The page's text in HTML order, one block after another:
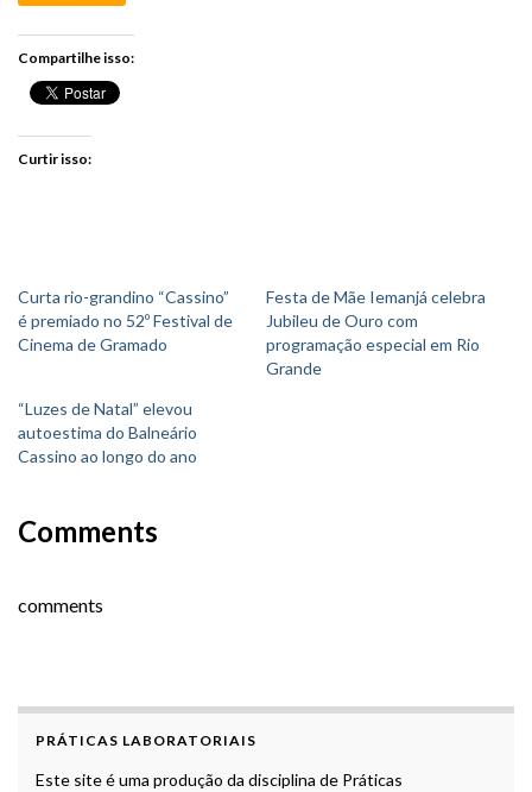
Compartilhe isso:
Curtir isso:
Curta rio-grandino “Cassino”
é premiado no 52º Festival de
Cinema de Gramado
Festa de Mãe Iemanjá celebra
Jubileu de Ouro com
programação especial em Rio
Grande
“Luzes de Natal” elevou
autoestima do Balneário
Cassino ao longo do ano
Comments
comments
PRÁTICAS LABORATORIAIS
Este site é uma produção da disciplina de Práticas